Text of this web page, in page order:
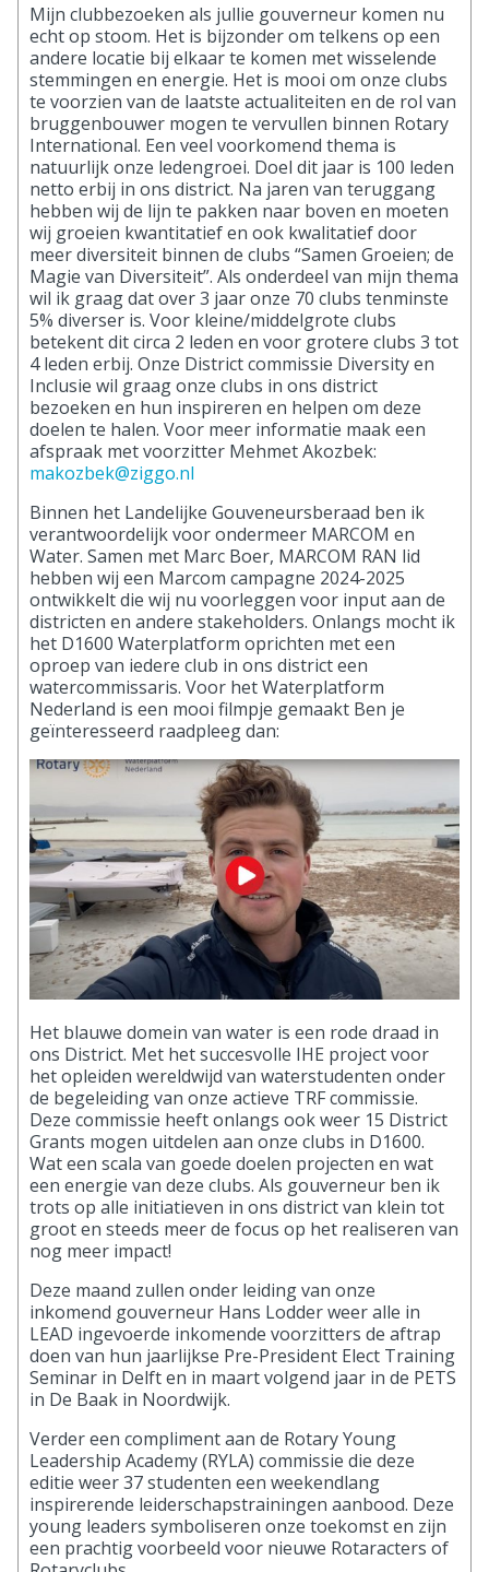
Mijn clubbezoeken als jullie gouverneur komen nu
echt op stoom. Het is bijzonder om telkens op een
andere locatie bij elkaar te komen met wisselende
stemmingen en energie. Het is mooi om onze clubs
te voorzien van de laatste actualiteiten en de rol van
bruggenbouwer mogen te vervullen binnen Rotary
International. Een veel voorkomend thema is
natuurlijk onze ledengroei. Doel dit jaar is 100 leden
netto erbij in ons district. Na jaren van teruggang
hebben wij de lijn te pakken naar boven en moeten
wij groeien kwantitatief en ook kwalitatief door
meer diversiteit binnen de clubs “Samen Groeien; de
Magie van Diversiteit”. Als onderdeel van mijn thema
wil ik graag dat over 3 jaar onze 70 clubs tenminste
5% diverser is. Voor kleine/middelgrote clubs
betekent dit circa 2 leden en voor grotere clubs 3 tot
4 leden erbij. Onze District commissie Diversity en
Inclusie wil graag onze clubs in ons district
bezoeken en hun inspireren en helpen om deze
doelen te halen. Voor meer informatie maak een
afspraak met voorzitter Mehmet Akozbek:
makozbek@ziggo.nl
Binnen het Landelijke Gouveneursberaad ben ik
verantwoordelijk voor ondermeer MARCOM en
Water. Samen met Marc Boer, MARCOM RAN lid
hebben wij een Marcom campagne 2024-2025
ontwikkelt die wij nu voorleggen voor input aan de
districten en andere stakeholders. Onlangs mocht ik
het D1600 Waterplatform oprichten met een
oproep van iedere club in ons district een
watercommissaris. Voor het Waterplatform
Nederland is een mooi filmpje gemaakt Ben je
geïnteresseerd raadpleeg dan:
Het blauwe domein van water is een rode draad in
ons District. Met het succesvolle IHE project voor
het opleiden wereldwijd van waterstudenten onder
de begeleiding van onze actieve TRF commissie.
Deze commissie heeft onlangs ook weer 15 District
Grants mogen uitdelen aan onze clubs in D1600.
Wat een scala van goede doelen projecten en wat
een energie van deze clubs. Als gouverneur ben ik
trots op alle initiatieven in ons district van klein tot
groot en steeds meer de focus op het realiseren van
nog meer impact!
Deze maand zullen onder leiding van onze
inkomend gouverneur Hans Lodder weer alle in
LEAD ingevoerde inkomende voorzitters de aftrap
doen van hun jaarlijkse Pre-President Elect Training
Seminar in Delft en in maart volgend jaar in de PETS
in De Baak in Noordwijk.
Verder een compliment aan de Rotary Young
Leadership Academy (RYLA) commissie die deze
editie weer 37 studenten een weekendlang
inspirerende leiderschapstrainingen aanbood. Deze
young leaders symboliseren onze toekomst en zijn
een prachtig voorbeeld voor nieuwe Rotaracters of